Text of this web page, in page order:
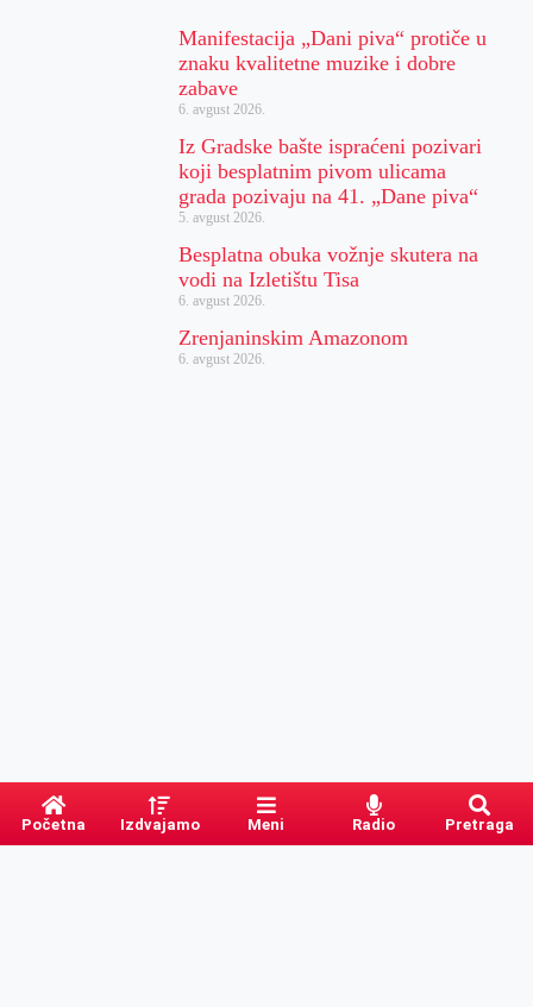
Manifestacija „Dani piva“ protiče u
znaku kvalitetne muzike i dobre
zabave
6. avgust 2026.
Iz Gradske bašte ispraćeni pozivari
koji besplatnim pivom ulicama
grada pozivaju na 41. „Dane piva“
5. avgust 2026.
Besplatna obuka vožnje skutera na
vodi na Izletištu Tisa
6. avgust 2026.
Zrenjaninskim Amazonom
6. avgust 2026.
Početna Izdvajamo Meni Radio Pretraga